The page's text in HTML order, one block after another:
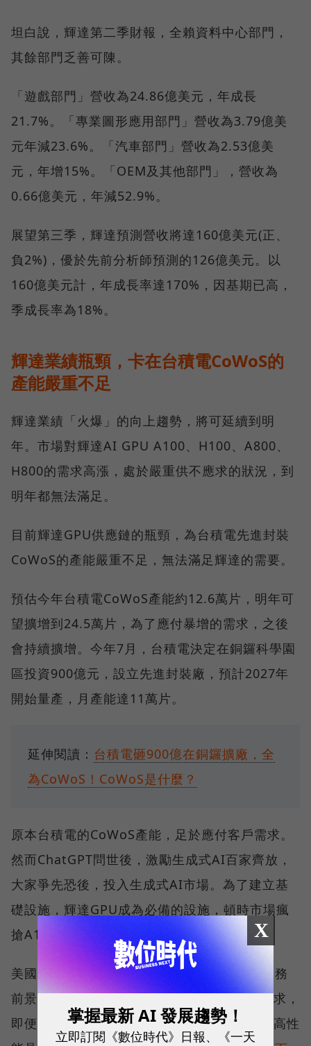
坦白說，輝達第二季財報，全賴資料中心部門，
其餘部門乏善可陳。
「遊戲部門」營收為24.86億美元，年成長
21.7%。「專業圖形應用部門」營收為3.79億美
元年減23.6%。「汽車部門」營收為2.53億美
元，年增15%。「OEM及其他部門」，營收為
0.66億美元，年減52.9%。
展望第三季，輝達預測營收將達160億美元(正、
負2%)，優於先前分析師預測的126億美元。以
160億美元計，年成長率達170%，因基期已高，
季成長率為18%。
輝達業績瓶頸，卡在台積電CoWoS的
產能嚴重不足
輝達業績「火爆」的向上趨勢，將可延續到明
年。市場對輝達AI GPU A100、H100、A800、
H800的需求高漲，處於嚴重供不應求的狀況，到
明年都無法滿足。
目前輝達GPU供應鏈的瓶頸，為台積電先進封裝
CoWoS的產能嚴重不足，無法滿足輝達的需要。
預估今年台積電CoWoS產能約12.6萬片，明年可
望擴增到24.5萬片，為了應付暴增的需求，之後
會持續擴增。今年7月，台積電決定在銅鑼科學園
區投資900億元，設立先進封裝廠，預計2027年
開始量產，月產能達11萬片。
延伸閱讀： 台積電砸900億在銅鑼擴廠，全
為CoWoS！CoWoS是什麼？
原本台積電的CoWoS產能，足於應付客戶需求。
然而ChatGPT問世後，激勵生成式AI百家齊放，
大家爭先恐後，投入生成式AI市場。為了建立基
礎設施，輝達GPU成為必備的設施，頓時市場瘋
搶A100/H100、A800/H800。
美國管制高階晶片輸出中國，這將對輝達的業務
前景造成重大影響。目前A100、H100供不應求，
即便是降階版的A800、H800（配合美國管制高性
X
掌握最新 AI 發展趨勢！
立即訂閱《數位時代》日報、《一天